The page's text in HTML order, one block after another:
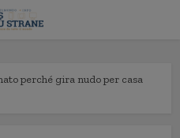
perché gira nudo per casa